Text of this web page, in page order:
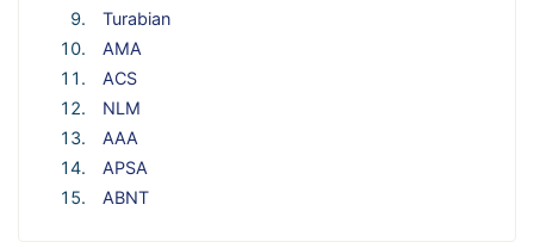
Turabian
AMA
ACS
NLM
AAA
APSA
ABNT